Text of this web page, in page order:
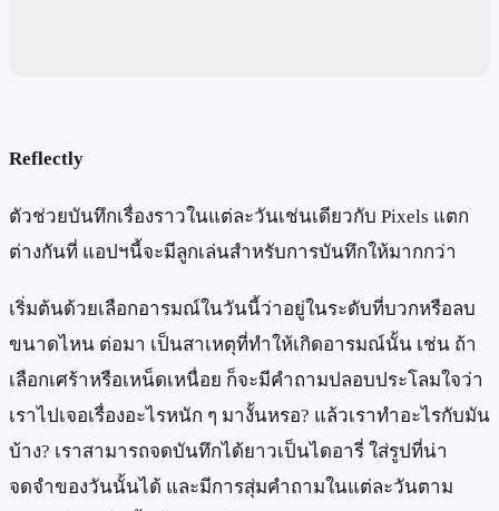
Reflectly
ตัวช่วยบันทึกเรื่องราวในแต่ละวันเช่นเดียวกับ Pixels แตก
ต่างกันที่ แอปฯนี้จะมีลูกเล่นสำหรับการบันทึกให้มากกว่า
เริ่มต้นด้วยเลือกอารมณ์ในวันนี้ว่าอยู่ในระดับที่บวกหรือลบ
ขนาดไหน ต่อมา เป็นสาเหตุที่ทำให้เกิดอารมณ์นั้น เช่น ถ้า
เลือกเศร้าหรือเหน็ดเหนื่อย ก็จะมีคำถามปลอบประโลมใจว่า
เราไปเจอเรื่องอะไรหนัก ๆ มางั้นหรอ? แล้วเราทำอะไรกับมัน
บ้าง? เราสามารถจดบันทึกได้ยาวเป็นไดอารี่ ใส่รูปที่น่า
จดจำของวันนั้นได้ และมีการสุ่มคำถามในแต่ละวันตาม